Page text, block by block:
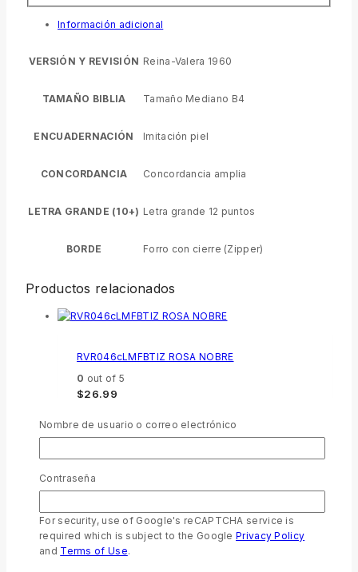
Información adicional
VERSIÓN Y REVISIÓN Reina-Valera 1960
TAMAÑO BIBLIA Tamaño Mediano B4
ENCUADERNACIÓN Imitación piel
CONCORDANCIA Concordancia amplia
LETRA GRANDE (10+) Letra grande 12 puntos
BORDE Forro con cierre (Zipper)
Productos relacionados
RVR046cLMFBTIZ ROSA NOBRE
0 out of 5
$26.99
Añadir al carrito
Biblia RVR60 Geométrico Café con Palabras de
Jesús en Rojo
0out of 5
Nombre de usuario o correo electrónico
Contraseña
For security, use of Google's reCAPTCHA service is
required which is subject to the GooglePrivacy Policy
and Terms of Use.